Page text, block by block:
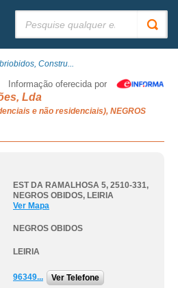
Constru...
Informação oferecida por
Lda
e não residenciais), NEGROS
EST DA RAMALHOSA 5, 2510-331,
NEGROS OBIDOS, LEIRIA
Ver Mapa
NEGROS OBIDOS
LEIRIA
96349... Ver Telefone